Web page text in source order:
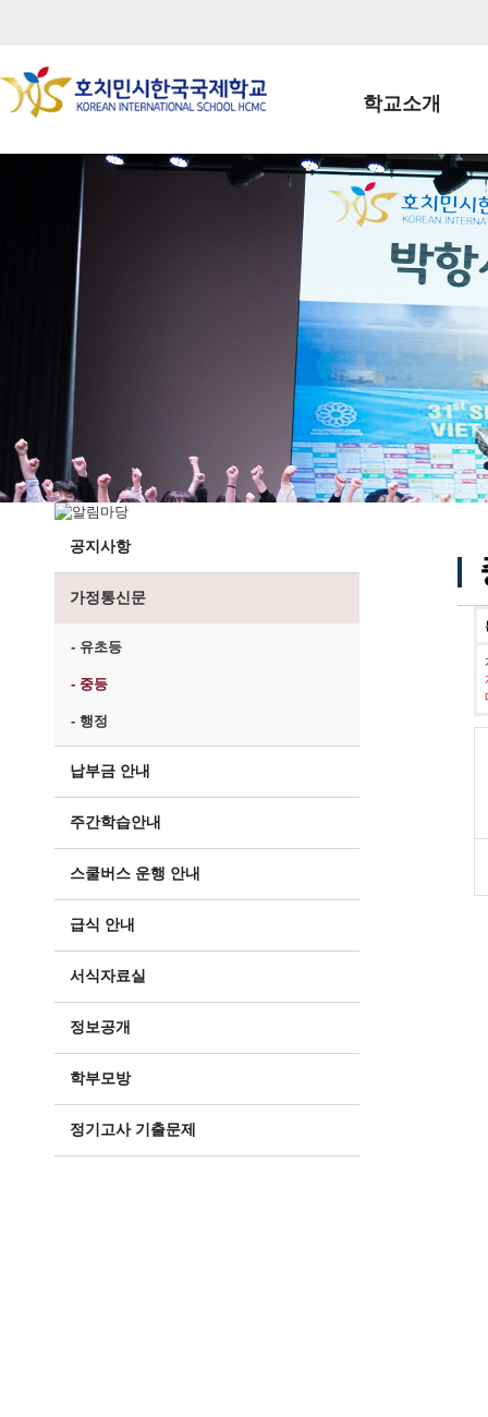
학교소개
학교장인사말
학생회장인사말
학교상징
학교 CI
교직원현황
학생현황
위치/전화
전경사진
공지사항
가정통신문
- 유초등
- 중등
- 행정
납부금 안내
주간학습안내
스쿨버스 운행 안내
급식 안내
서식자료실
정보공개
학부모방
정기고사 기출문제